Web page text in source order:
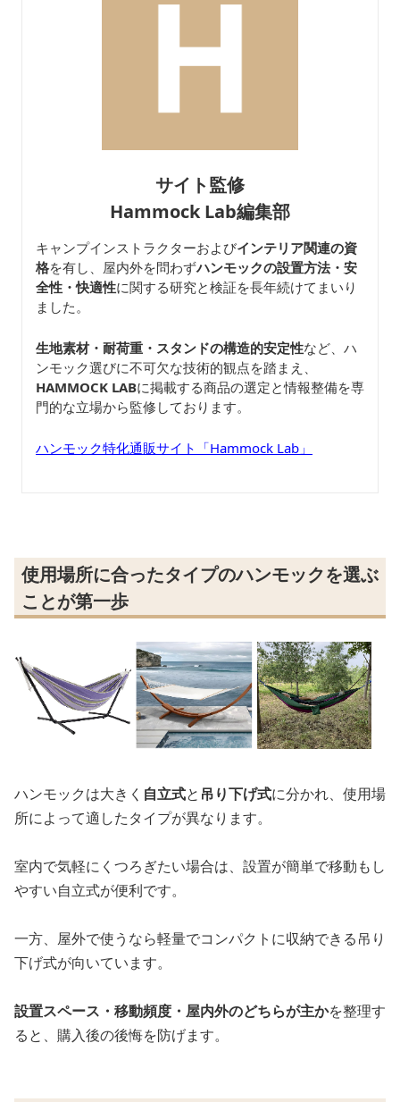
サイト監修
Hammock Lab編集部
キャンプインストラクターおよびインテリア関連の資
格を有し、屋内外を問わずハンモックの設置方法・安
全性・快適性に関する研究と検証を長年続けてまいり
ました。
生地素材・耐荷重・スタンドの構造的安定性など、ハ
ンモック選びに不可欠な技術的観点を踏まえ、
HAMMOCK LABに掲載する商品の選定と情報整備を専
門的な立場から監修しております。
ハンモック特化通販サイト「Hammock Lab」
使用場所に合ったタイプのハンモックを選ぶ
ことが第一歩
ハンモックは大きく 自立式と 吊り下げ式に分かれ、使用場
所によって適したタイプが異なります。
室内で気軽にくつろぎたい場合は、設置が簡単で移動もし
やすい自立式が便利です。
一方、屋外で使うなら軽量でコンパクトに収納できる吊り
下げ式が向いています。
設置スペース・移動頻度・屋内外のどちらが主かを整理す
ると、購入後の後悔を防げます。